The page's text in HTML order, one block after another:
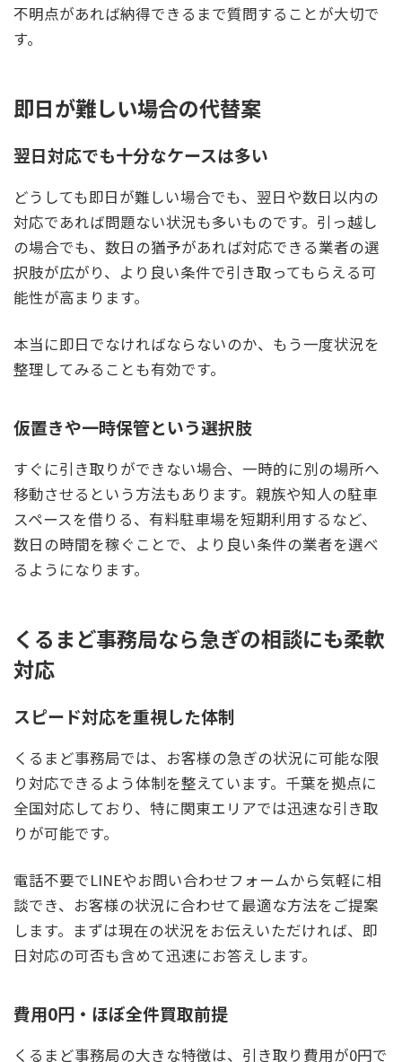
不明点があれば納得できるまで質問することが大切で
す。
即日が難しい場合の代替案
翌日対応でも十分なケースは多い
どうしても即日が難しい場合でも、翌日や数日以内の
対応であれば問題ない状況も多いものです。引っ越し
の場合でも、数日の猶予があれば対応できる業者の選
択肢が広がり、より良い条件で引き取ってもらえる可
能性が高まります。
本当に即日でなければならないのか、もう一度状況を
整理してみることも有効です。
仮置きや一時保管という選択肢
すぐに引き取りができない場合、一時的に別の場所へ
移動させるという方法もあります。親族や知人の駐車
スペースを借りる、有料駐車場を短期利用するなど、
数日の時間を稼ぐことで、より良い条件の業者を選べ
るようになります。
くるまど事務局なら急ぎの相談にも柔軟
対応
スピード対応を重視した体制
くるまど事務局では、お客様の急ぎの状況に可能な限
り対応できるよう体制を整えています。千葉を拠点に
全国対応しており、特に関東エリアでは迅速な引き取
りが可能です。
電話不要でLINEやお問い合わせフォームから気軽に相
談でき、お客様の状況に合わせて最適な方法をご提案
します。まずは現在の状況をお伝えいただければ、即
日対応の可否も含めて迅速にお答えします。
費用0円・ほぼ全件買取前提
くるまど事務局の大きな特徴は、引き取り費用が0円で